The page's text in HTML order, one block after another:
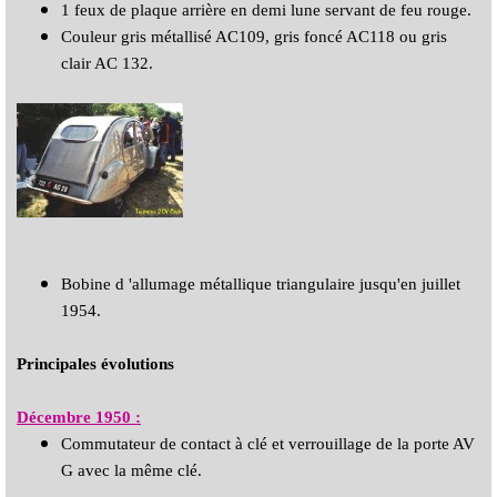
1 feux de plaque arrière en demi lune servant de feu rouge.
Couleur gris métallisé AC109, gris foncé AC118 ou gris
clair AC 132.
Bobine d 'allumage métallique triangulaire jusqu'en juillet
1954.
Principales évolutions
Décembre 1950 :
Commutateur de contact à clé et verrouillage de la porte AV
G avec la même clé.